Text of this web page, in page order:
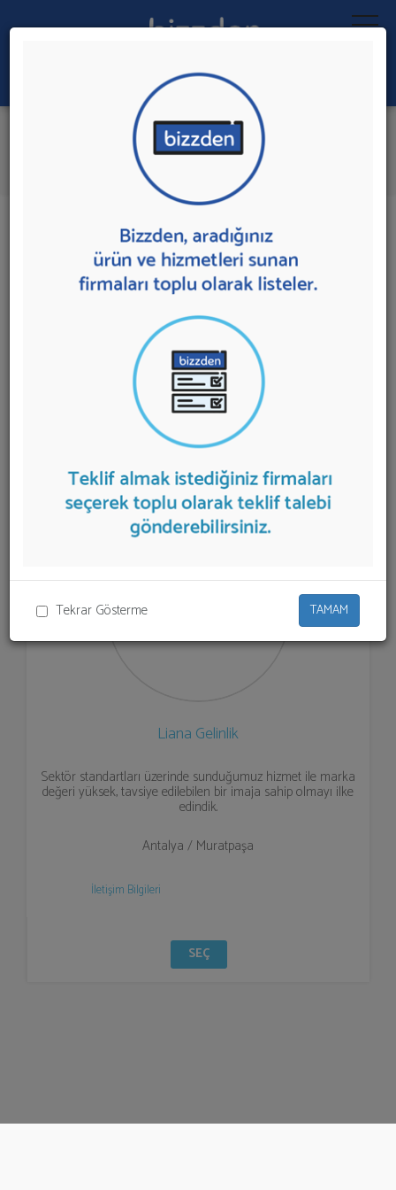
Tekrar Gösterme TAMAM
Ara:
Gelinlik Modeli
İlk 1 Firmaya Mesaj Gönder
1 sonuç bulundu.
Gelinlik Modelisunan firmalar aşağıda
listelenmektedir.
Gelinlik Modeli
teklifi almak için
listeden seçim yapıp ya da "İlk 5 Firmadan Teklif İste"
kısmından toplu olarak teklif talebinizi firmalara
aktarabilirsiniz.
Liana Gelinlik
Sektör standartları üzerinde sunduğumuz hizmet ile marka
değeri yüksek, tavsiye edilebilen bir imaja sahip olmayı ilke
edindik.
Antalya / Muratpaşa
İletişim Bilgileri
SEÇ